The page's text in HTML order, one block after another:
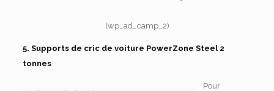
(wp_ad_camp_2)
5. Supports de cric de voiture PowerZone Steel 2
tonnes
Pour